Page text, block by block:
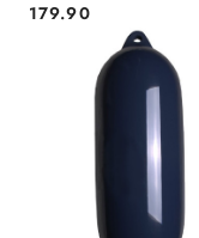
Cena:
179.90